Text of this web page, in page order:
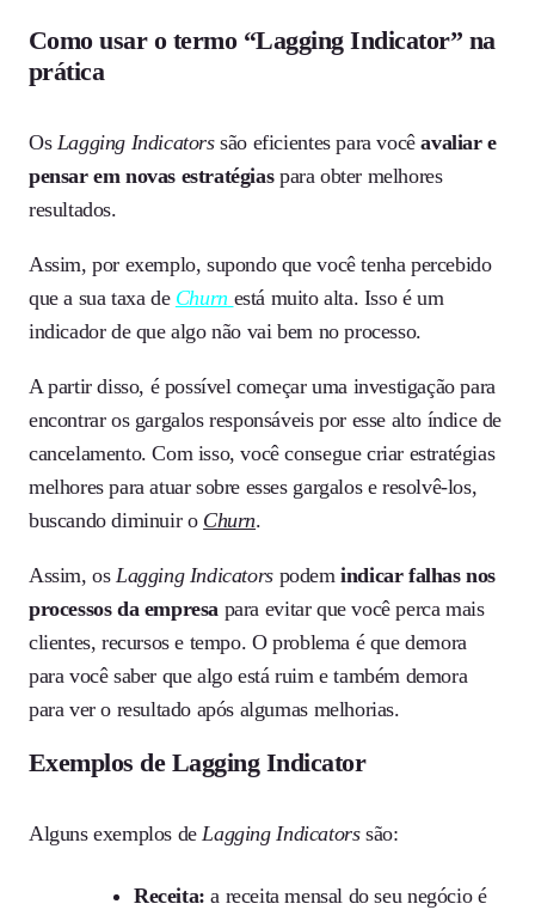
Como usar o termo “Lagging Indicator” na
prática
Os Lagging Indicatorssão eficientes para vocêavaliar e
pensar em novas estratégiaspara obter melhores
resultados.
Assim, por exemplo, supondo que você tenha percebido
que a sua taxa de Churn está muito alta. Isso é um
indicador de que algo não vai bem no processo.
A partir disso, é possível começar uma investigação para
encontrar os gargalos responsáveis por esse alto índice de
cancelamento. Com isso, você consegue criar estratégias
melhores para atuar sobre esses gargalos e resolvê-los,
buscando diminuir o Churn.
Assim, os Lagging Indicatorspodemindicar falhas nos
processos da empresa para evitar que você perca mais
clientes, recursos e tempo. O problema é que demora
para você saber que algo está ruim e também demora
para ver o resultado após algumas melhorias.
Exemplos de Lagging Indicator
Alguns exemplos deLagging Indicatorssão:
Receita: a receita mensal do seu negócio é